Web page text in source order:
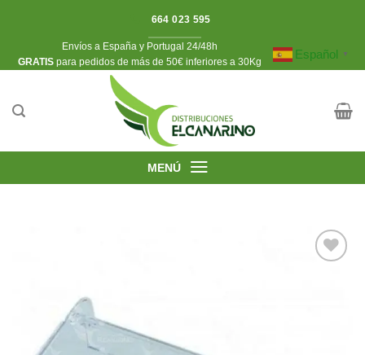
664 023 595
Envíos a España y Portugal 24/48h
​GRATIS para pedidos de más de 50€ inferiores a 30Kg
Español ▼
MENÚ